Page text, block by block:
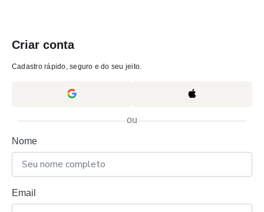
Criar conta
Cadastro rápido, seguro e do seu jeito.
ou
Nome
Email